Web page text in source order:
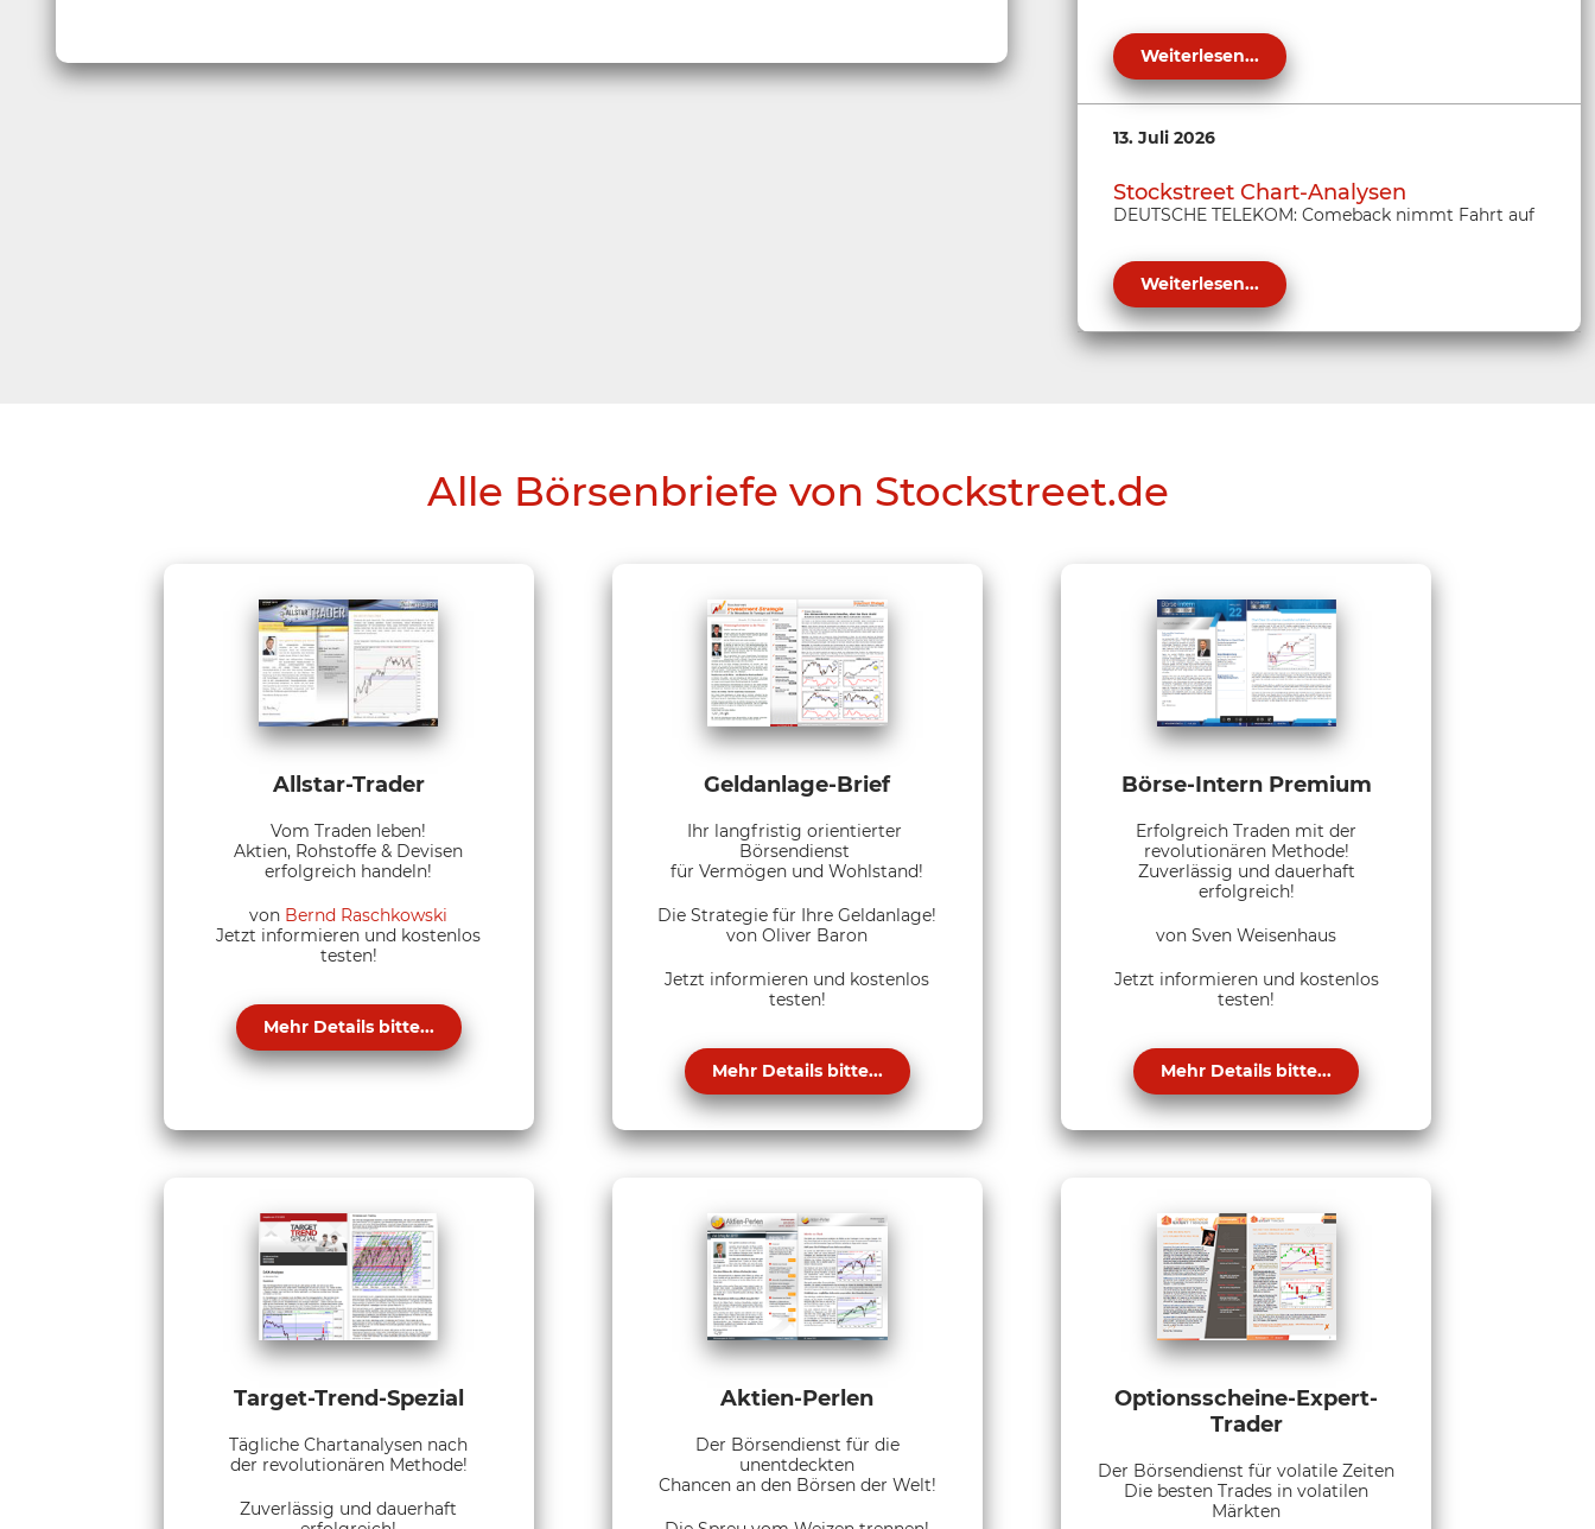
Weiterlesen...
13. Juli 2026
Stockstreet Chart-Analysen
DEUTSCHE TELEKOM: Comeback nimmt Fahrt auf
Weiterlesen...
Alle Börsenbriefe von Stockstreet.de
Allstar-Trader
Vom Traden leben!
Aktien, Rohstoffe & Devisen
erfolgreich handeln!
von Bernd Raschkowski
Jetzt informieren und kostenlos
testen!
Mehr Details bitte...
Geldanlage-Brief
Ihr langfristig orientierter
Börsendienst
für Vermögen und Wohlstand!
Die Strategie für Ihre Geldanlage!
von Oliver Baron
Jetzt informieren und kostenlos
testen!
Mehr Details bitte...
Börse-Intern Premium
Erfolgreich Traden mit der
revolutionären Methode!
Zuverlässig und dauerhaft
erfolgreich!
von Sven Weisenhaus
Jetzt informieren und kostenlos
testen!
Mehr Details bitte...
Target-Trend-Spezial
Tägliche Chartanalysen nach
der revolutionären Methode!
Zuverlässig und dauerhaft
Aktien-Perlen
Der Börsendienst für die
unentdeckten
Chancen an den Börsen der Welt!
Optionsscheine-Expert-
Trader
Der Börsendienst für volatile Zeiten
Die besten Trades in volatilen
Märkten